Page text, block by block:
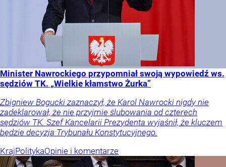
Minister Nawrockiego przypomniał swoją wypowiedź ws.
sędziów TK. „Wielkie kłamstwo Żurka”
Zbigniew Bogucki zaznaczył, że Karol Nawrocki nigdy nie
zadeklarował, że nie przyjmie ślubowania od czterech
sędziów TK. Szef Kancelarii Prezydenta wyjaśnił, że kluczem
będzie decyzja Trybunału Konstytucyjnego.
KrajPolitykaOpinie i komentarze